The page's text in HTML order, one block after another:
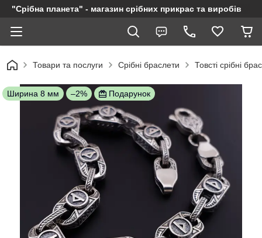
"Срібна планета" - магазин срібних прикрас та виробів
Товари та послуги Срібні браслети Товсті срібні
Ширина 8 мм –2% Подарунок